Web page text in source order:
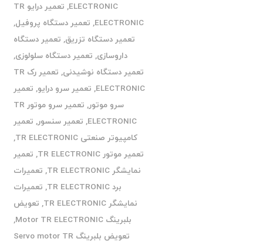
ELECTRONIC
,
تعمیر درایو TR
ELECTRONIC
, تعمیر دستگاه پروفیل,
تعمیر دستگاه تزریق, تعمیر دستگاه
داروسازی, تعمیر دستگاه سلولوزی,
تعمیر دستگاه نوشیدنی,
تعمیر رک TR
ELECTRONIC
, تعمیر سرو درایو, تعمیر
سرو موتور,
تعمیر سرو موتور TR
ELECTRONIC
, تعمیر سنسور, تعمیر
کامپیوتر صنعتی TR ELECTRONIC
,
تعمیر موتور TR ELECTRONIC
, تعمیر
نمایشگر TR ELECTRONIC
, تعمیرات
برد TR ELECTRONIC
, تعمیرات
نمایشگر TR ELECTRONIC
, تعویض
بلبرینگ Motor TR ELECTRONIC
,
تعویض بلبرینگ Servo motor TR